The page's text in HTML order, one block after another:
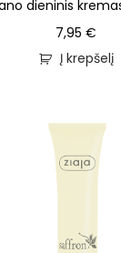
dieninis
7,95€
Į krepšelį